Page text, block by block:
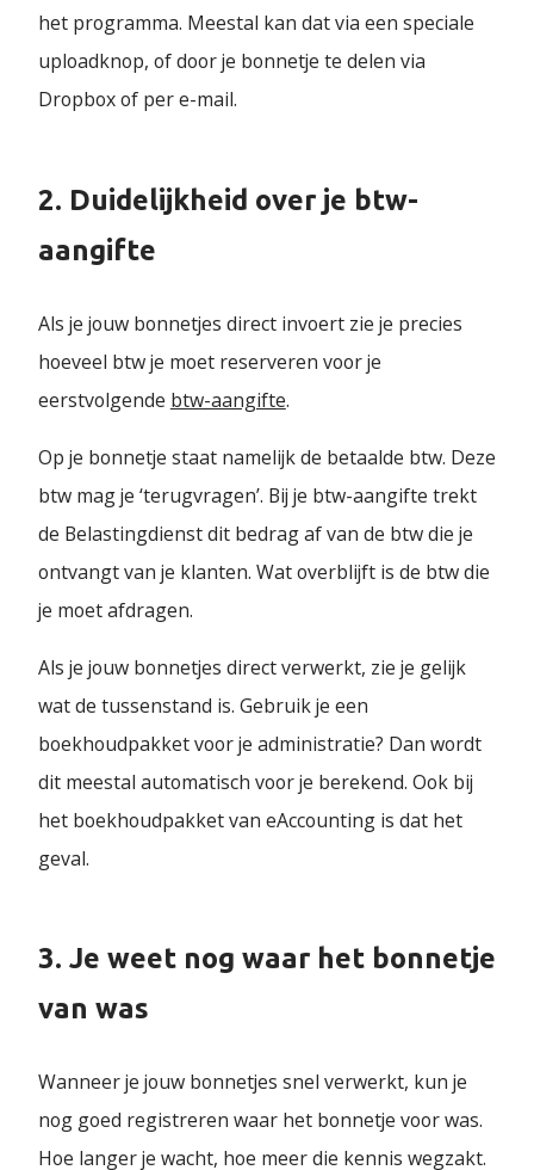
het programma. Meestal kan dat via een speciale
uploadknop, of door je bonnetje te delen via
Dropbox of per e-mail.
2. Duidelijkheid over je btw-
aangifte
Als je jouw bonnetjes direct invoert zie je precies
hoeveel btw je moet reserveren voor je
eerstvolgende btw-aangifte.
Op je bonnetje staat namelijk de betaalde btw. Deze
btw mag je ‘terugvragen’. Bij je btw-aangifte trekt
de Belastingdienst dit bedrag af van de btw die je
ontvangt van je klanten. Wat overblijft is de btw die
je moet afdragen.
Als je jouw bonnetjes direct verwerkt, zie je gelijk
wat de tussenstand is. Gebruik je een
boekhoudpakket voor je administratie? Dan wordt
dit meestal automatisch voor je berekend. Ook bij
het boekhoudpakket van eAccounting is dat het
geval.
3. Je weet nog waar het bonnetje
van was
Wanneer je jouw bonnetjes snel verwerkt, kun je
nog goed registreren waar het bonnetje voor was.
Hoe langer je wacht, hoe meer die kennis wegzakt.